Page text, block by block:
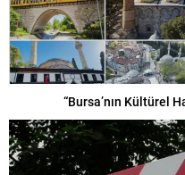
“Bursa’nın Kültürel